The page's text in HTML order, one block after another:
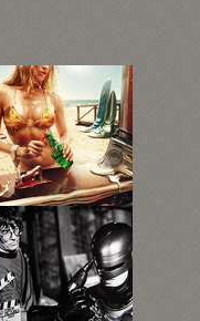
Рекламная
фотография
Жана Ива
Лемуаня